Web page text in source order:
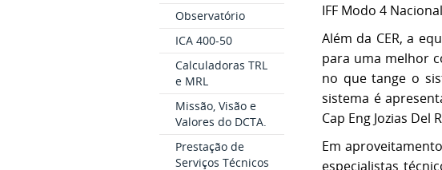
Observatório
ICA 400-50
Calculadoras TRL
e MRL
Missão, Visão e
Valores do DCTA.
Prestação de
Serviços Técnicos
IFF Modo 4
Além da CER, a
para uma melhor
no que tange o
sistema é
Cap Eng Jozias Del
Em
especialistas